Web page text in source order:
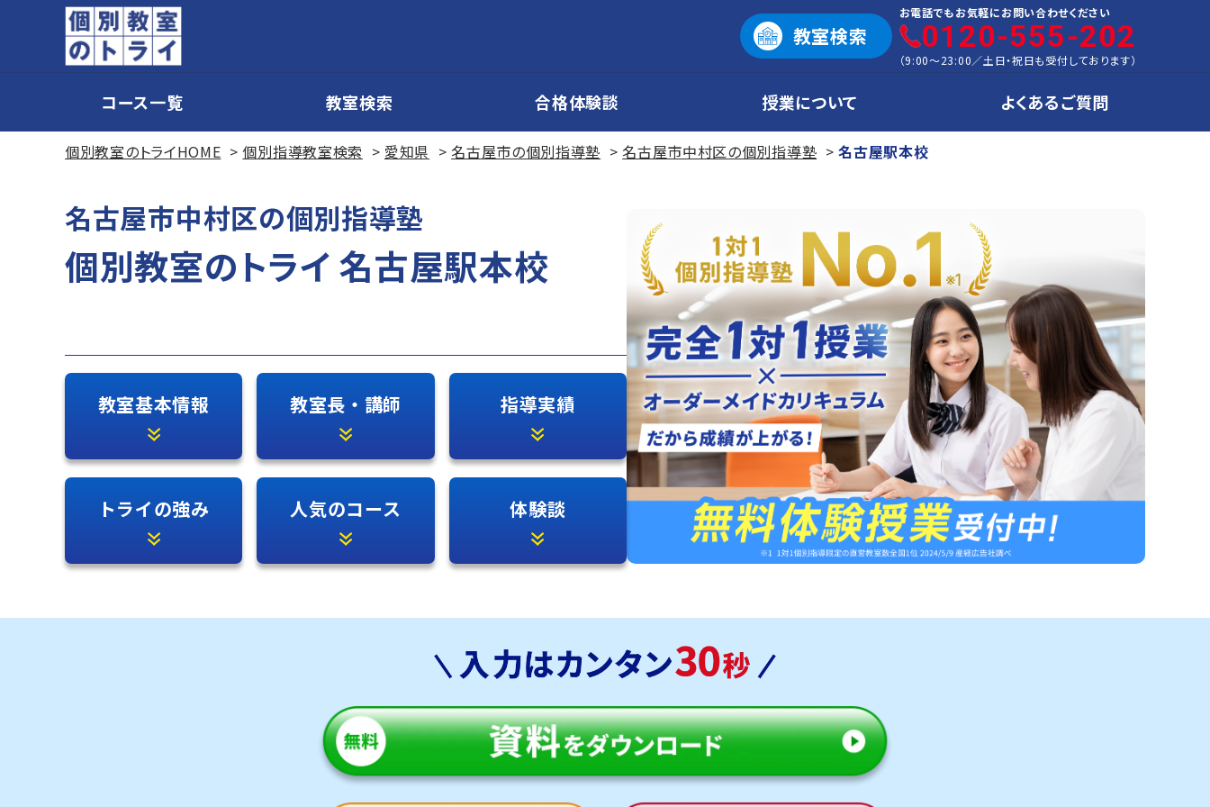
教室検索
お電話でもお気軽にお問い合わせください
0120-555-202
（9:00～23:00／土日・祝日も受付しております）
コース一覧 教室検索 合格体験談 授業について よくあるご質問
個別教室のトライHOME 個別指導教室検索 愛知県 名古屋市の個別指導塾 名古屋市中村区の個別指導塾 名古屋駅本校
名古屋市中村区の個別指導塾
個別教室のトライ 名古屋駅本校
教室基本情報 教室長・講師 指導実績
トライの強み 人気のコース 体験談